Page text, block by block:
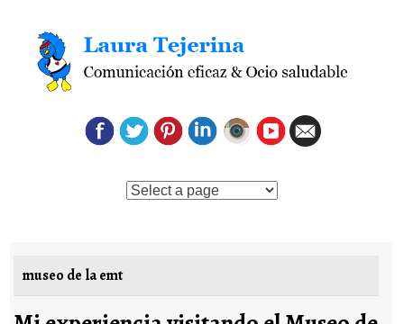
Saltar al contenido
museo de la emt